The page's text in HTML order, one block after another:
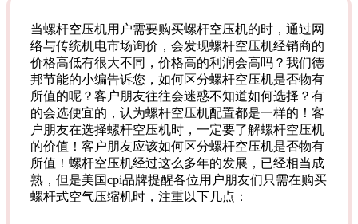
当螺杆空压机用户需要购买螺杆空压机的时，通过网
络与传统机电市场询价，会发现螺杆空压机经销商的
价格高低有很大不同，价格高的利润会高吗？我们德
邦节能的小编告诉您，如何区分螺杆空压机是否物有
所值的呢？客户朋友往往会迷惑不知道如何选择？有
的会选便宜的，认为螺杆空压机配置都是一样的！客
户朋友在选择螺杆空压机时，一定要了解螺杆空压机
的价值！客户朋友应该如何区分螺杆空压机是否物有
所值！螺杆空压机经过这么多年的发展，已经相当成
熟，但是美国cpi品牌提醒各位用户朋友们只需在购买
螺杆式空气压缩机时，注重以下几点：